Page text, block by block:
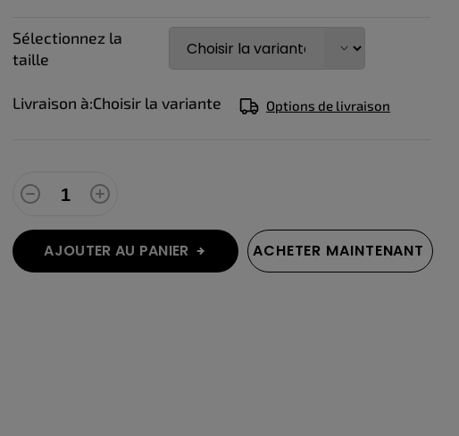
Sélectionnez la
taille
Livraison à:Choisir la variante Options de livraison
AJOUTER AU PANIER ACHETER MAINTENANT